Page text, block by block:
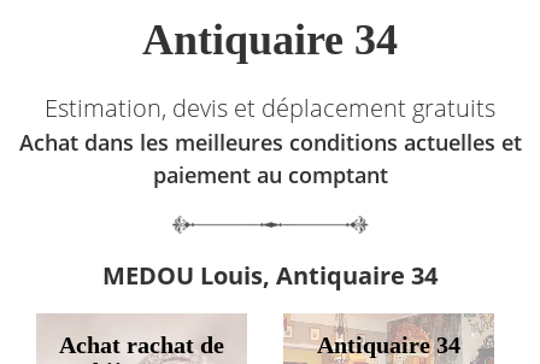
Antiquaire 34
Estimation, devis et déplacement gratuits
Achat dans les meilleures conditions actuelles et
paiement au comptant
MEDOU Louis, Antiquaire 34
Achat rachat de
Antiquaire 34